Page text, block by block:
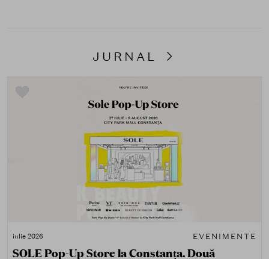
JURNAL
iulie 2026 EVENIMENTE
SOLE Pop-Up Store la Constanța. Două